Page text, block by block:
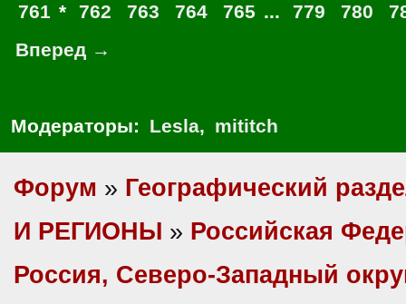
761 * 762 763 764 765 ... 779 780
Вперед →
Модераторы: Lesla, mititch
Форум » Географический
И РЕГИОНЫ » Российская
Россия, Северо-Западный